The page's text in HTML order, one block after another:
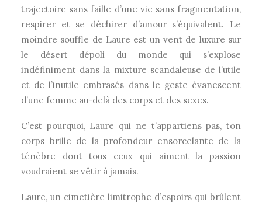
trajectoire sans faille d’une vie sans fragmentation,
respirer et se déchirer d’amour s’équivalent. Le
moindre souffle de Laure est un vent de luxure sur
le désert dépoli du monde qui s’explose
indéfiniment dans la mixture scandaleuse de l’utile
et de l’inutile embrasés dans le geste évanescent
d’une femme au-delà des corps et des sexes.
C’est pourquoi, Laure qui ne t’appartiens pas, ton
corps brille de la profondeur ensorcelante de la
ténèbre dont tous ceux qui aiment la passion
voudraient se vêtir à jamais.
Laure, un cimetière limitrophe d’espoirs qui brûlent